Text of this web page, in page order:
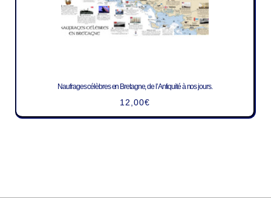
Naufrages célèbres en Bretagne, de l’Antiquité à nos jours.
12,00€